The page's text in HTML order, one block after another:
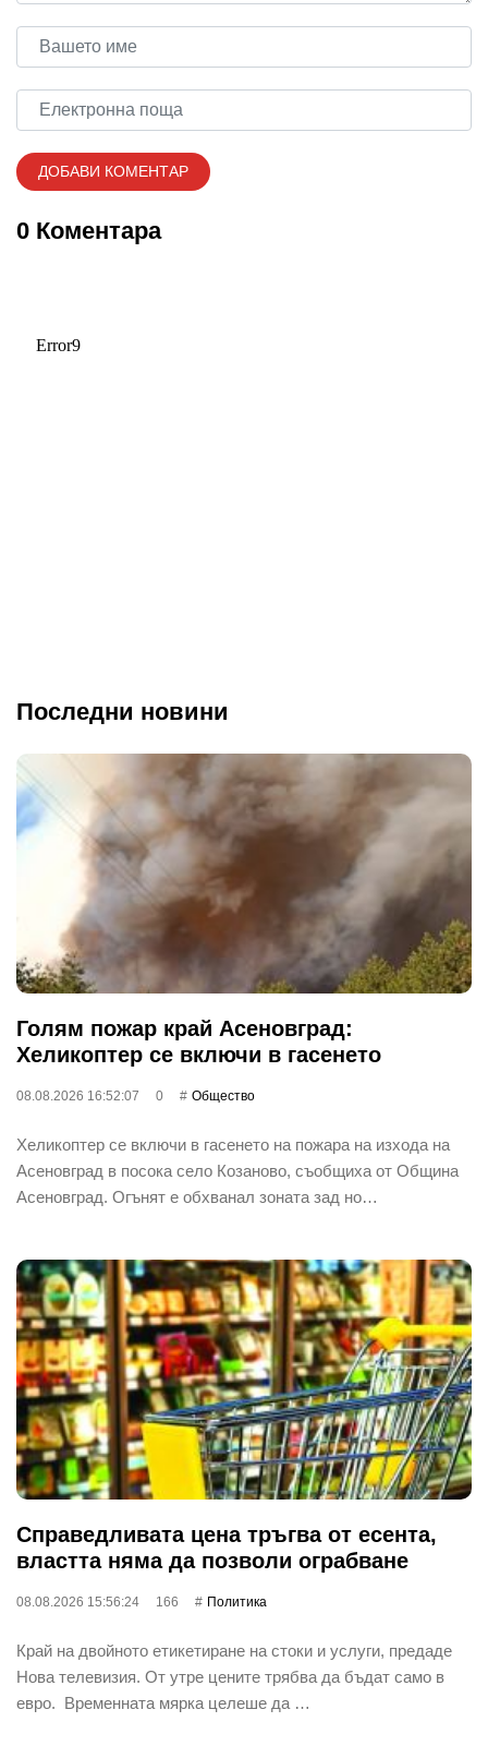
0 Коментара
Последни новини
Голям пожар край Асеновград:
Хеликоптер се включи в гасенето
08.08.2026 16:52:07 0 Общество
Хеликоптер се включи в гасенето на пожара на изхода на
Асеновград в посока село Козаново, съобщиха от Община
Асеновград. Огънят е обхванал зоната зад но…
Справедливата цена тръгва от есента,
властта няма да позволи ограбване
08.08.2026 15:56:24 166 Политика
Край на двойното етикетиране на стоки и услуги, предаде
Нова телевизия. От утре цените трябва да бъдат само в
евро. Временната мярка целеше да …